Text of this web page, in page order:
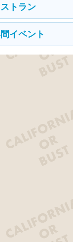
トラン
イベント